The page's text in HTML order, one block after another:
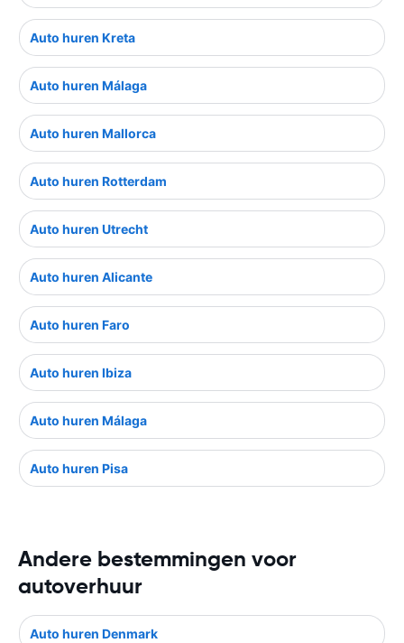
Auto huren Kreta
Auto huren Málaga
Auto huren Mallorca
Auto huren Rotterdam
Auto huren Utrecht
Auto huren Alicante
Auto huren Faro
Auto huren Ibiza
Auto huren Málaga
Auto huren Pisa
Andere bestemmingen voor
autoverhuur
Auto huren Denmark